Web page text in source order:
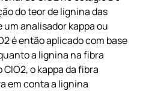
do teor de lignina das
um analisador kappa ou
é então aplicado com base
a lignina na fibra
o kappa da fibra
em conta a lignina